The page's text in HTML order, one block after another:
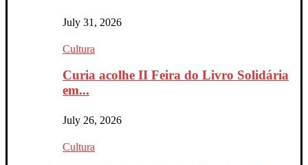
July 31, 2026
Cultura
Curia acolhe II Feira do Livro Solidária
em...
July 26, 2026
Cultura